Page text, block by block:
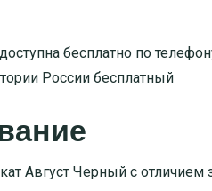
бесплатно по
России бесплатный
Август Черный с отличием